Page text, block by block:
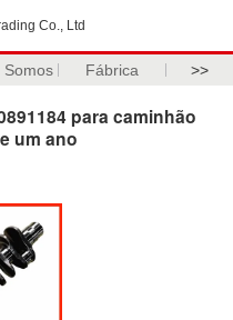
Co., Ltd
Somos Fábrica >>
para caminhão
um ano